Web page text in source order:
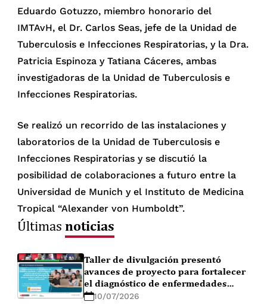
Eduardo Gotuzzo, miembro honorario del
IMTAvH, el Dr. Carlos Seas, jefe de la Unidad de
Tuberculosis e Infecciones Respiratorias, y la Dra.
Patricia Espinoza y Tatiana Cáceres, ambas
investigadoras de la Unidad de Tuberculosis e
Infecciones Respiratorias.
Se realizó un recorrido de las instalaciones y
laboratorios de la Unidad de Tuberculosis e
Infecciones Respiratorias y se discutió la
posibilidad de colaboraciones a futuro entre la
Universidad de Munich y el Instituto de Medicina
Tropical “Alexander von Humboldt”.
Últimasnoticias
Taller de divulgación presentó
avances de proyecto para fortalecer
el diagnóstico de enfermedades
febriles en la Amazonía peruana
10/07/2026